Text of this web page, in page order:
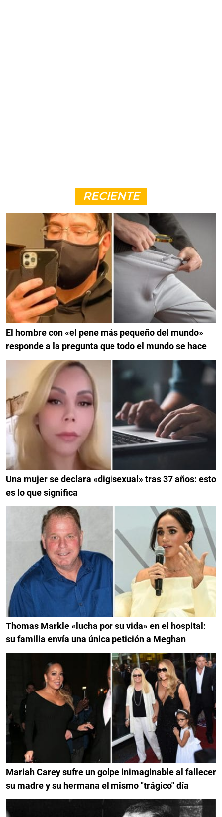
RECIENTE
El hombre con «el pene más pequeño del mundo»
responde a la pregunta que todo el mundo se hace
Una mujer se declara «digisexual» tras 37 años: esto
es lo que significa
Thomas Markle «lucha por su vida» en el hospital:
su familia envía una única petición a Meghan
Mariah Carey sufre un golpe inimaginable al fallecer
su madre y su hermana el mismo "trágico" día